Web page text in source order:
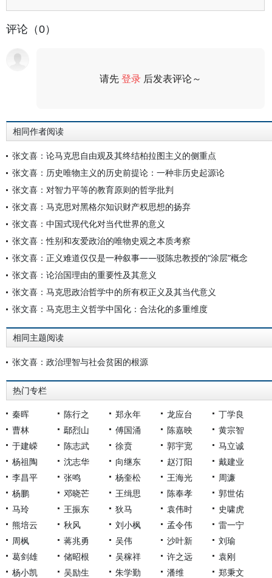
评论（0）
请先登录 后发表评论～
相同作者阅读
张文喜：论马克思自由观及其终结柏拉图主义的侧重点
张文喜：历史唯物主义的历史前提论：一种非历史起源论
张文喜：对智力平等的教育原则的哲学批判
张文喜：马克思对黑格尔知识财产权思想的扬弃
张文喜：中国式现代化对当代世界的意义
张文喜：性别和友爱政治的唯物史观之本质考察
张文喜：正义难道仅仅是一种叙事——驳陈忠教授的“涂层”概念
张文喜：论治国理由的重要性及其意义
张文喜：马克思政治哲学中的所有权正义及其当代意义
张文喜：马克思主义哲学中国化：合法化的多重维度
相同主题阅读
张文喜：政治理智与社会贫困的根源
热门专栏
秦晖 陈行之 郑永年 龙应台
丁学良
曹林
鄢烈山 傅国涌 陈嘉映
黄宗智
于建嵘
陈志武 徐贲 郭宇宽
马立诚
杨祖陶
沈志华 向继东 赵汀阳
戴建业
李昌平
张鸣 杨奎松 王海光
周濂
杨鹏
邓晓芒 王缉思 陈奉孝
郭世佑
马玲
王振东 狄马 袁伟时
史啸虎
熊培云
秋风 刘小枫 孟令伟
雷一宁
周枫
蒋兆勇 吴伟 沙叶新
刘瑜
葛剑雄
储昭根 吴稼祥 许之远
袁刚
杨小凯
吴励生 朱学勤 潘维 郑秉文